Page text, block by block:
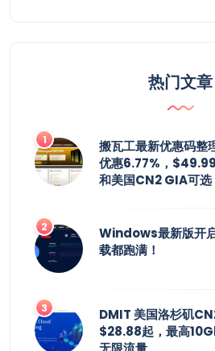
热门文章
搬瓦工最新优惠码整
优惠6.77%，
和美国CN2 GIA可选
Windows最新版开
载都跑满！
DMIT 美国洛杉矶
$28.88起，最高